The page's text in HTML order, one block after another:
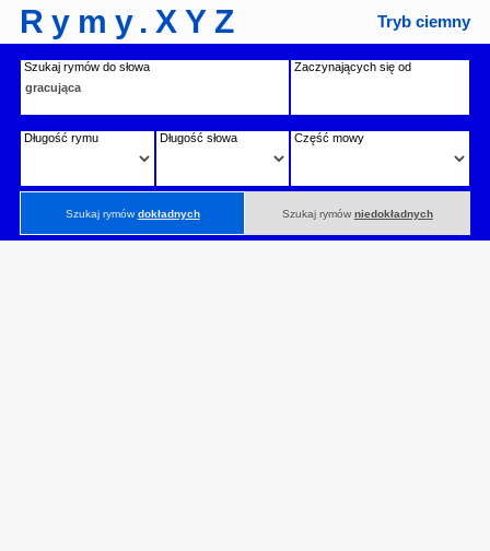
Rymy.XYZ Tryb ciemny
Szukaj rymów do słowa Zaczynających się od
Długość rymu Długość słowa Część mowy
Szukaj rymówdokładnych Szukaj rymów niedokładnych